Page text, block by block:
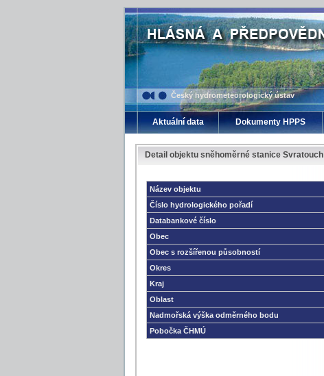
Český hydrometeorologický ústav
Aktuální data Dokumenty HPPS
Detail objektu sněhoměrné stanice Svratouch
Název objektu
Číslo hydrologického pořadí
Databankové číslo
Obec
Obec s rozšířenou působností
Okres
Kraj
Oblast
Nadmořská výška odměrného bodu
Pobočka ČHMÚ